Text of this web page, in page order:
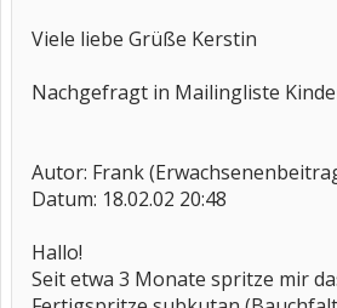
Viele liebe Grüße Kerstin
Nachgefragt in Mailingliste
Autor: Frank
Datum: 18.02.02 20:48
Hallo!
Seit etwa 3 Monate spritze mir